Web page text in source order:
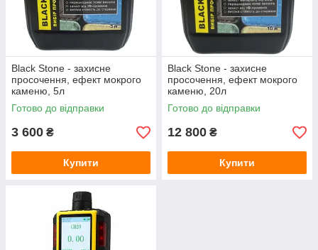
Black Stone - захисне
просочення, ефект мокрого
каменю, 5л
Готово до відправки
3 600 ₴
Купити
Black Stone - захисне
просочення, ефект мокрого
каменю, 20л
Готово до відправки
12 800 ₴
Купити